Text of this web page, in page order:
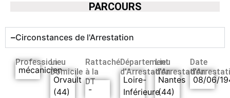
PARCOURS
Circonstances de l'Arrestation
Profession
mécanicien
Lieu
Domicile
Orvault
(44)
Rattaché
à la
DT
-
Département
d’Arrestation
Loire-
Inférieure
Lieu
d’Arrestation
Nantes
(44)
Date
08/06/